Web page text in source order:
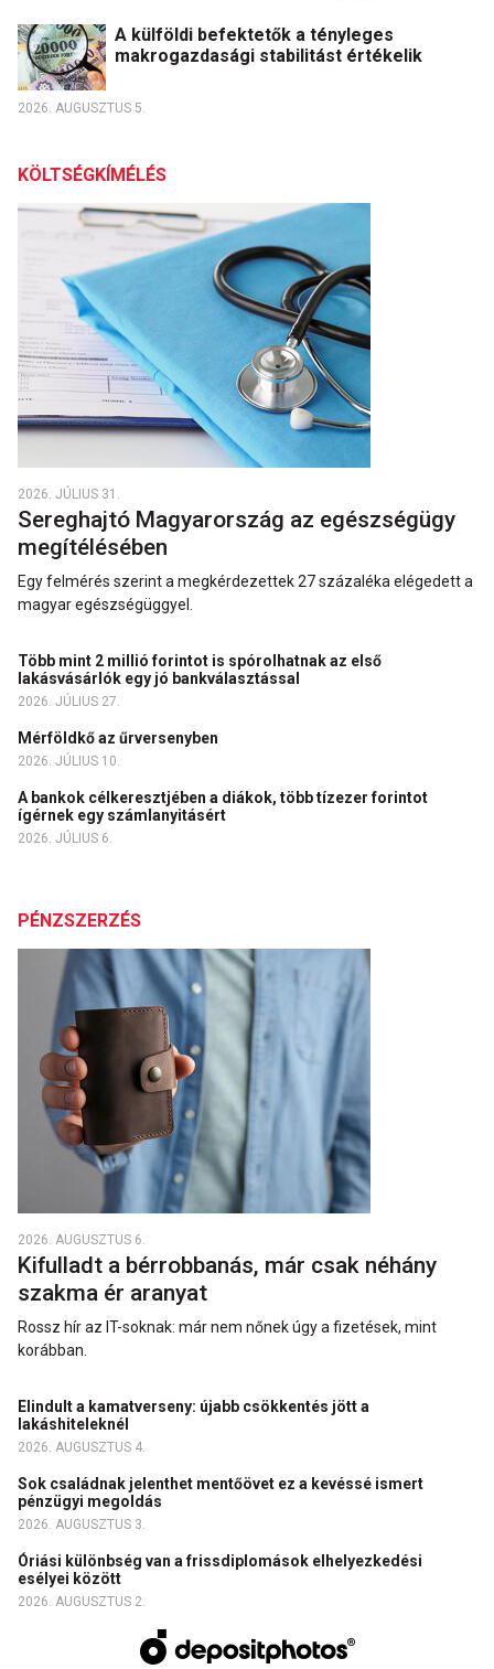
A külföldi befektetők a tényleges
makrogazdasági stabilitást értékelik
2026. AUGUSZTUS 5.
KÖLTSÉGKÍMÉLÉS
2026. JÚLIUS 31.
Sereghajtó Magyarország az egészségügy
megítélésében
Egy felmérés szerint a megkérdezettek 27 százaléka elégedett a
magyar egészségüggyel.
Több mint 2 millió forintot is spórolhatnak az első
lakásvásárlók egy jó bankválasztással
2026. JÚLIUS 27.
Mérföldkő az űrversenyben
2026. JÚLIUS 10.
A bankok célkeresztjében a diákok, több tízezer forintot
ígérnek egy számlanyitásért
2026. JÚLIUS 6.
PÉNZSZERZÉS
2026. AUGUSZTUS 6.
Kifulladt a bérrobbanás, már csak néhány
szakma ér aranyat
Rossz hír az IT-soknak: már nem nőnek úgy a fizetések, mint
korábban.
Elindult a kamatverseny: újabb csökkentés jött a
lakáshiteleknél
2026. AUGUSZTUS 4.
Sok családnak jelenthet mentőövet ez a kevéssé ismert
pénzügyi megoldás
2026. AUGUSZTUS 3.
Óriási különbség van a frissdiplomások elhelyezkedési
esélyei között
2026. AUGUSZTUS 2.